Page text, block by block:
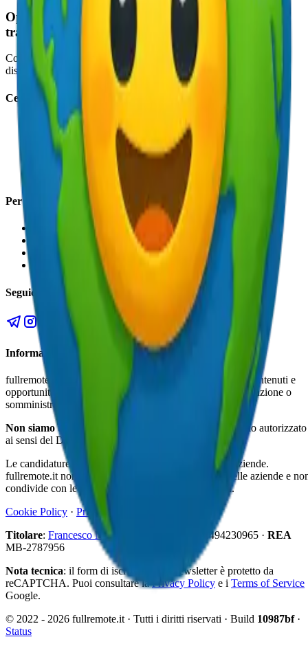
Opportunità di lavoro full remote, community e
trasparenza in un unico posto.
Contenuti curati, canali social attivi e aggiornamenti utili sempre
disponibili.
Cerchi lavoro?
La newsletter
Il gruppo Telegram
Il canale Telegram
Aziende fullremote che assumono in Italia
Parliamo della tua carriera
Per le aziende
Sponsorizza un'offerta
Numeri & audience
Osservatorio
Contatti
Seguici sui social
Informazioni sul servizio
fullremote.it è una piattaforma informativa che pubblica contenuti e
opportunità, senza svolgere attività di selezione, intermediazione o
somministrazione di personale.
Non siamo un'agenzia per il lavoro
, né un intermediario autorizzato
ai sensi del D.Lgs. 276/2003.
Le candidature avvengono direttamente sui siti delle aziende.
fullremote.it non raccoglie né inoltra CV per conto delle aziende e
condivide con le aziende i dati personali degli iscritti.
Cookie Policy · Privacy Policy
Titolare: Francesco Napoletano IT14494230965 · REA
MB-2787956
Nota tecnica: il form di iscrizione alla newsletter è protetto da
reCAPTCHA. Puoi consultare la Privacy Policy e i Terms of Service
Google.
© 2022 - 2026 fullremote.it · Tutti i diritti riservati · Build 10987bf·
Status